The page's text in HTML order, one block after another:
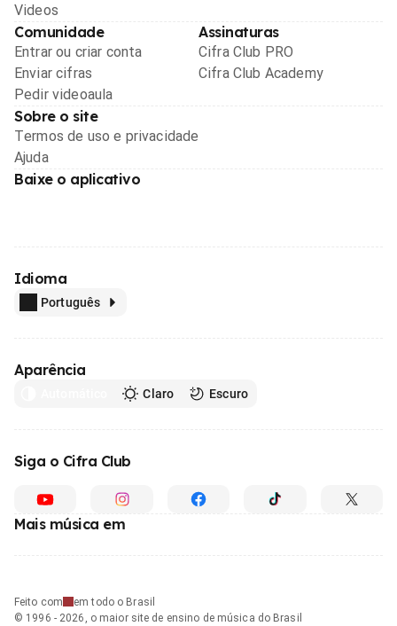
Videos
Comunidade
Entrar ou criar conta
Enviar cifras
Pedir videoaula
Assinaturas
Cifra Club PRO
Cifra Club Academy
Sobre o site
Termos de uso e privacidade
Ajuda
Baixe o aplicativo
Idioma
Português
Aparência
Claro Escuro
Siga o Cifra Club
Mais música em
Feito com
em todo o Brasil
© 1996 - 2026, o maior site de ensino de música do Brasil